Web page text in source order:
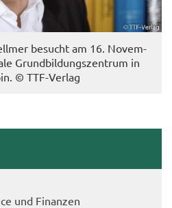
be­sucht am 16. No­vem­
Grund­bil­dungs­zen­trum in
© TTF-​Verlag
und Fi­nan­zen